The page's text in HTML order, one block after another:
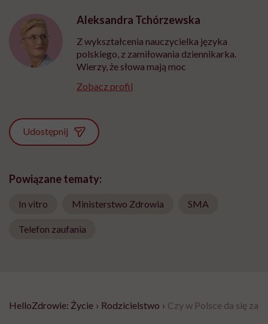
Aleksandra Tchórzewska
Z wykształcenia nauczycielka języka
polskiego, z zamiłowania dziennikarka.
Wierzy, że słowa mają moc
Zobacz profil
Udostępnij
Powiązane tematy:
In vitro Ministerstwo Zdrowia SMA
Telefon zaufania
HelloZdrowie: Życie › Rodzicielstwo › Czy w Polsce da się